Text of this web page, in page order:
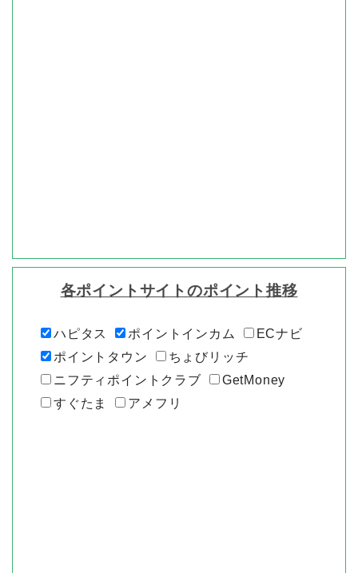
各ポイントサイトのポイント推移
ハピタス ポイントインカム
ECナビ
ポイントタウン
ちょびリッチ
ニフティポイントクラブ
GetMoney
すぐたま
アメフリ